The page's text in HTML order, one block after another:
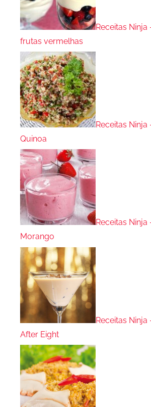
Receitas Ninja
frutas vermelhas
Receitas Ninja
Quinoa
Receitas
Morango
Receitas Ninja
After Eight